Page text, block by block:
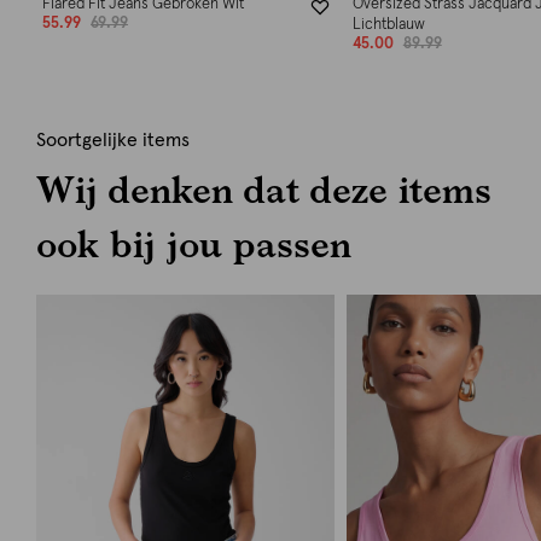
Flared Fit Jeans Gebroken Wit
55.99
69.99
Oversized Strass Jacquard
Lichtblauw
45.00
89.99
Soortgelijke items
Wij denken dat deze items
ook bij jou passen